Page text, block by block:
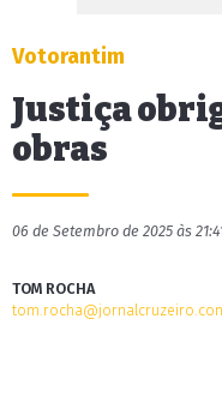
Votorantim
Justiça
obras
06 de Setembro de 2025 às
TOM ROCHA